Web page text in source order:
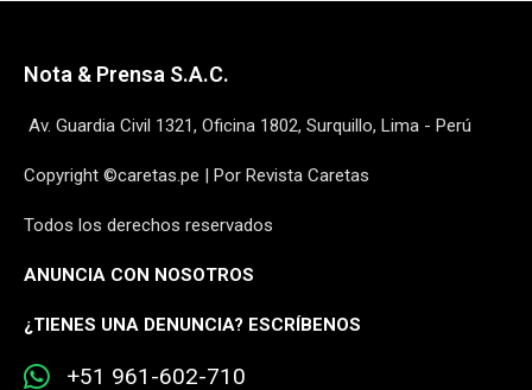
Nota & Prensa S.A.C.
Av. Guardia Civil 1321, Oficina 1802, Surquillo, Lima - Perú
Copyright ©caretas.pe | Por Revista Caretas
Todos los derechos reservados
ANUNCIA CON NOSOTROS
¿TIENES UNA DENUNCIA? ESCRÍBENOS
+51 961-602-710